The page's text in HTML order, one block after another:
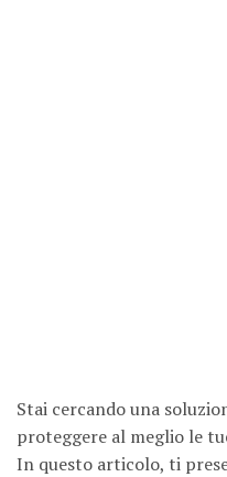
Stai cercando una
proteggere al meglio le
In questo articolo, ti